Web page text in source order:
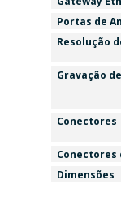
Portas de
Resolução
Gravação
Conectores
Conectores
Dimensões